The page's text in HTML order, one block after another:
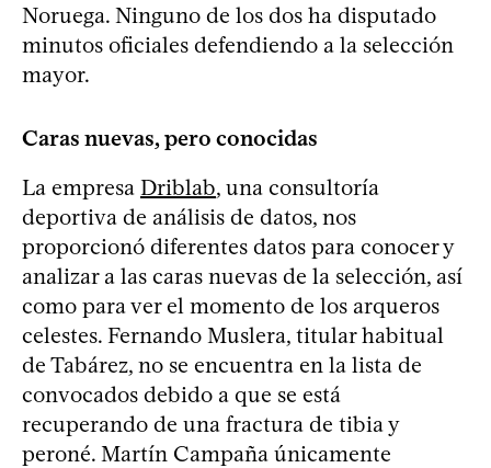
Noruega. Ninguno de los dos ha disputado
minutos oficiales defendiendo a la selección
mayor.
Caras nuevas, pero conocidas
La empresa Driblab, una consultoría
deportiva de análisis de datos, nos
proporcionó diferentes datos para conocer y
analizar a las caras nuevas de la selección, así
como para ver el momento de los arqueros
celestes. Fernando Muslera, titular habitual
de Tabárez, no se encuentra en la lista de
convocados debido a que se está
recuperando de una fractura de tibia y
peroné. Martín Campaña únicamente